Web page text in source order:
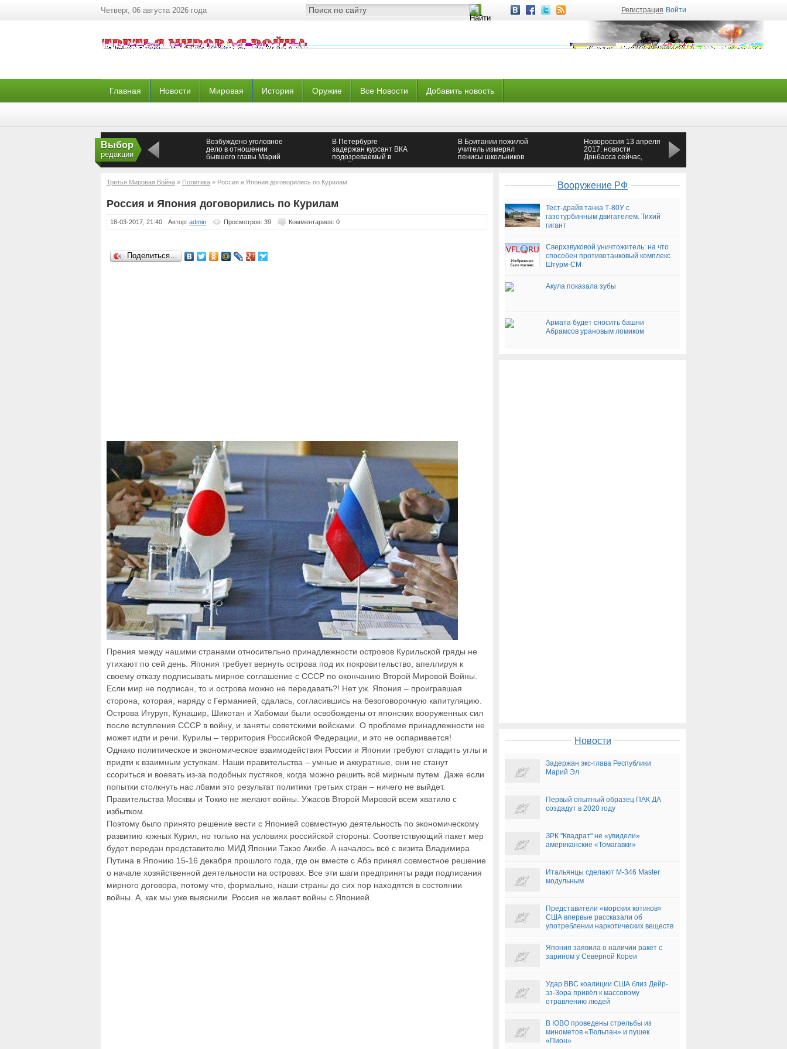
Четверг, 06 августа 2026 года Регистрация Войти
Главная Новости Мировая История Оружие Все Новости Добавить новость
Выбор
редакции
Возбуждено уголовное
дело в отношении
бывшего главы Марий
В Петербурге
задержан курсант ВКА
подозреваемый в
В Британии пожилой
учитель измерял
пенисы школьников
Новороссия 13 апреля
2017: новости
Донбасса сейчас,
последние новости
Донецка 13.04.2017
Третья Мировая Война » Политика » Россия и Япония договорились по Курилам
Россия и Япония договорились по Курилам
18-03-2017, 21:40 Автор: admin Просмотров: 39 Комментариев: 0
Поделиться…
Прения между нашими странами относительно принадлежности островов Курильской гряды не
утихают по сей день. Япония требует вернуть острова под их покровительство, апеллируя к
своему отказу подписывать мирное соглашение с СССР по окончанию Второй Мировой Войны.
Если мир не подписан, то и острова можно не передавать?! Нет уж. Япония – проигравшая
сторона, которая, наряду с Германией, сдалась, согласившись на безоговорочную капитуляцию.
Острова Итуруп, Кунашир, Шикотан и Хабомаи были освобождены от японских вооруженных сил
после вступления СССР в войну, и заняты советскими войсками. О проблеме принадлежности не
может идти и речи. Курилы – территория Российской Федерации, и это не оспаривается!
Однако политическое и экономическое взаимодействия России и Японии требуют сгладить углы и
придти к взаимным уступкам. Наши правительства – умные и аккуратные, они не станут
ссориться и воевать из-за подобных пустяков, когда можно решить всё мирным путем. Даже если
попытки столкнуть нас лбами это результат политики третьих стран – ничего не выйдет.
Правительства Москвы и Токио не желают войны. Ужасов Второй Мировой всем хватило с
избытком.
Поэтому было принято решение вести с Японией совместную деятельность по экономическому
развитию южных Курил, но только на условиях российской стороны. Соответствующий пакет мер
будет передан представителю МИД Японии Такэо Акибе. А началось всё с визита Владимира
Путина в Японию 15-16 декабря прошлого года, где он вместе с Абэ принял совместное решение
о начале хозяйственной деятельности на островах. Все эти шаги предприняты ради подписания
мирного договора, потому что, формально, наши страны до сих пор находятся в состоянии
войны. А, как мы уже выяснили. Россия не желает войны с Японией.
Вооружение РФ
Тест-драйв танка Т-80У с
газотурбинным двигателем. Тихий
гигант
Сверхзвуковой уничтожитель: на что
способен противотанковый комплекс
Штурм-СМ
Акула показала зубы
Армата будет сносить башни
Абрамсов урановым ломиком
Новости
Задержан экс-глава Республики
Марий Эл
Первый опытный образец ПАК ДА
создадут в 2020 году
ЗРК "Квадрат" не «увидели»
американские «Томагавки»
Итальянцы сделают M-346 Master
модульным
Представители «морских котиков»
США впервые рассказали об
употреблении наркотических веществ
Япония заявила о наличии ракет с
зарином у Северной Кореи
Удар ВВС коалиции США близ Дейр-
эз-Зора привёл к массовому
отравлению людей
В ЮВО проведены стрельбы из
минометов «Тюльпан» и пушек
«Пион»